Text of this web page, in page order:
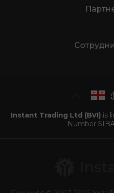
Instant Trading Ltd (BVI) is
Number